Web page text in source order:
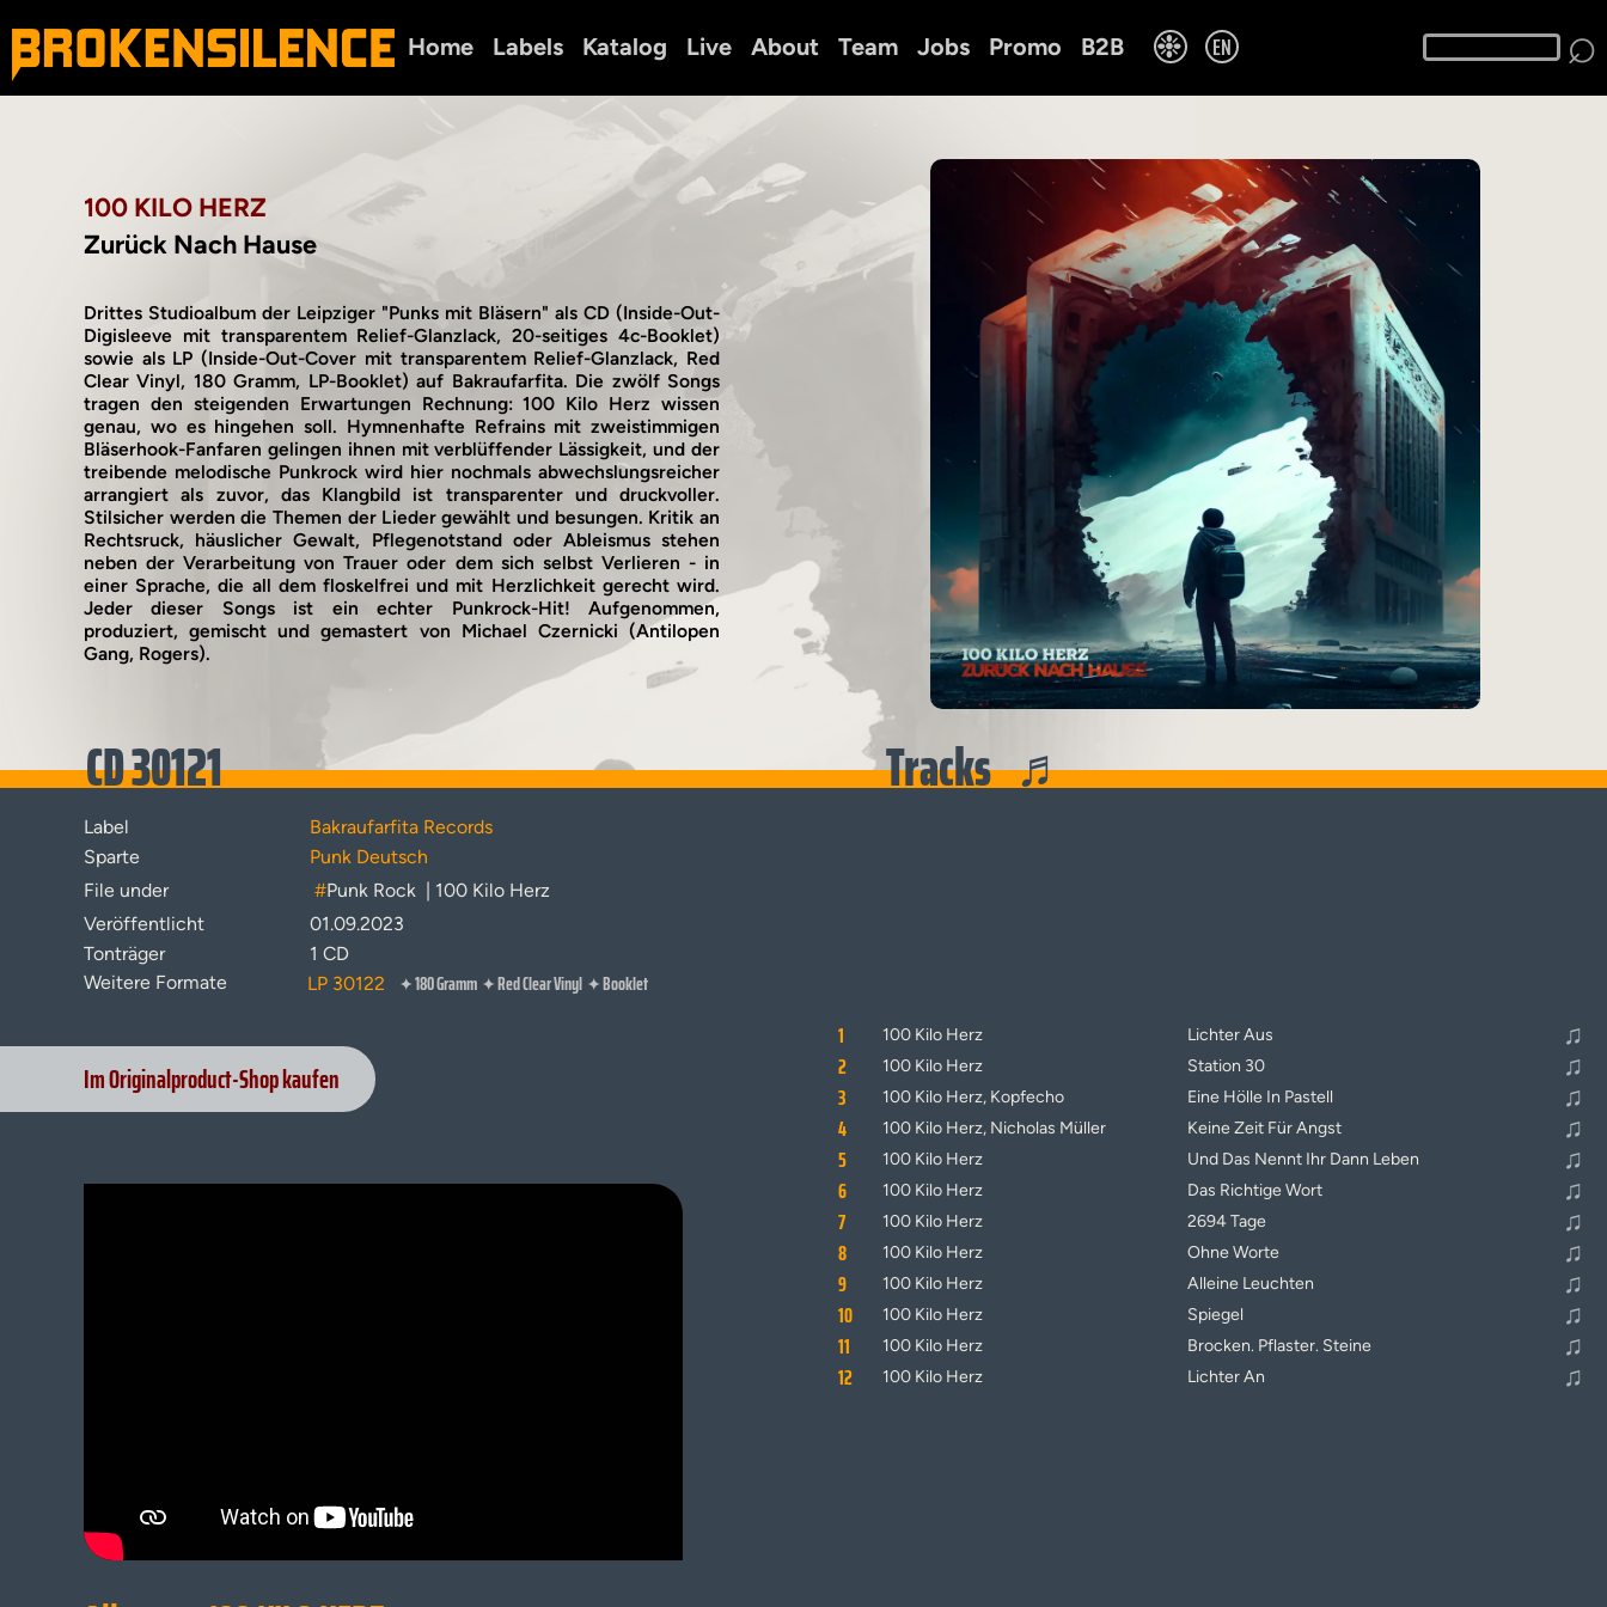
Home Labels Katalog Live About Team Jobs Promo B2B ❉ EN ⌕
100 KILO HERZ
Zurück Nach Hause
Drittes Studioalbum der Leipziger "Punks mit Bläsern" als CD (Inside-Out-
Digisleeve mit transparentem Relief-Glanzlack, 20-seitiges 4c-Booklet)
sowie als LP (Inside-Out-Cover mit transparentem Relief-Glanzlack, Red
Clear Vinyl, 180 Gramm, LP-Booklet) auf Bakraufarfita. Die zwölf Songs
tragen den steigenden Erwartungen Rechnung: 100 Kilo Herz wissen
genau, wo es hingehen soll. Hymnenhafte Refrains mit zweistimmigen
Bläserhook-Fanfaren gelingen ihnen mit verblüffender Lässigkeit, und der
treibende melodische Punkrock wird hier nochmals abwechslungsreicher
arrangiert als zuvor, das Klangbild ist transparenter und druckvoller.
Stilsicher werden die Themen der Lieder gewählt und besungen. Kritik an
Rechtsruck, häuslicher Gewalt, Pflegenotstand oder Ableismus stehen
neben der Verarbeitung von Trauer oder dem sich selbst Verlieren - in
einer Sprache, die all dem floskelfrei und mit Herzlichkeit gerecht wird.
Jeder dieser Songs ist ein echter Punkrock-Hit! Aufgenommen,
produziert, gemischt und gemastert von Michael Czernicki (Antilopen
Gang, Rogers).
CD 30121 Tracks ♬Alle Tracks abspielen
Label
Bakraufarfita Records
Sparte
Punk Deutsch
File under
#Punk Rock | 100 Kilo Herz
Veröffentlicht
01.09.2023
Tonträger
1 CD
Weitere Formate
LP 30122 ✦180 Gramm ✦Red Clear Vinyl ✦Booklet
Im Originalproduct-Shop kaufen
1 100 Kilo Herz Lichter Aus
♫
2
100 Kilo Herz Station 30
♫
3
100 Kilo Herz, Kopfecho Eine Hölle In Pastell
♫
4
100 Kilo Herz, Nicholas Müller Keine Zeit Für Angst
♫
5
100 Kilo Herz Und Das Nennt Ihr Dann Leben
♫
6
100 Kilo Herz Das Richtige Wort
♫
7
100 Kilo Herz 2694 Tage
♫
8
100 Kilo Herz Ohne Worte
♫
9
100 Kilo Herz Alleine Leuchten
♫
10
100 Kilo Herz Spiegel
♫
11
100 Kilo Herz Brocken. Pflaster. Steine
♫
12
100 Kilo Herz Lichter An ♫